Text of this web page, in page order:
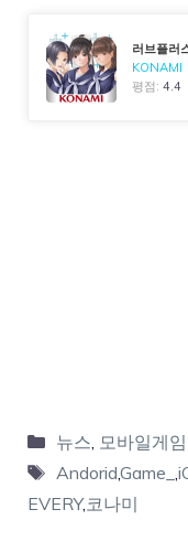
러브플러
KONAMI
평점:4.4
뉴스 모바일게임
AndoridGame_
EVERY,코나미